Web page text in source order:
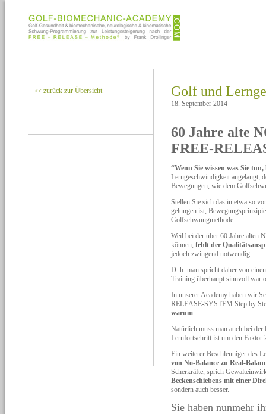
<< zurück zur Übersicht Golf und
18. September 2014
60 Jahre alte
FREE-
“Wenn Sie wissen was Sie
Lerngeschwindigkeit angelangt,
Bewegungen, wie dem
Stellen Sie sich das in etwa so
gelungen ist,
Golfschwungmethode.
Weil bei der über 60 Jahre alten
können, fehlt der
jedoch zwingend notwendig.
D. h. man spricht daher von
Training überhaupt sinnvoll war
In unserer Academy haben wir
RELEASE-SYSTEM Step by
warum.
Natürlich muss man auch bei der
Lernfortschritt ist um den
Ein weiterer Beschleuniger des
von No-Balance zu Real-
Scherkräfte, sprich
Beckenschiebens mit einer
sondern auch besser.
Sie haben nunmehr